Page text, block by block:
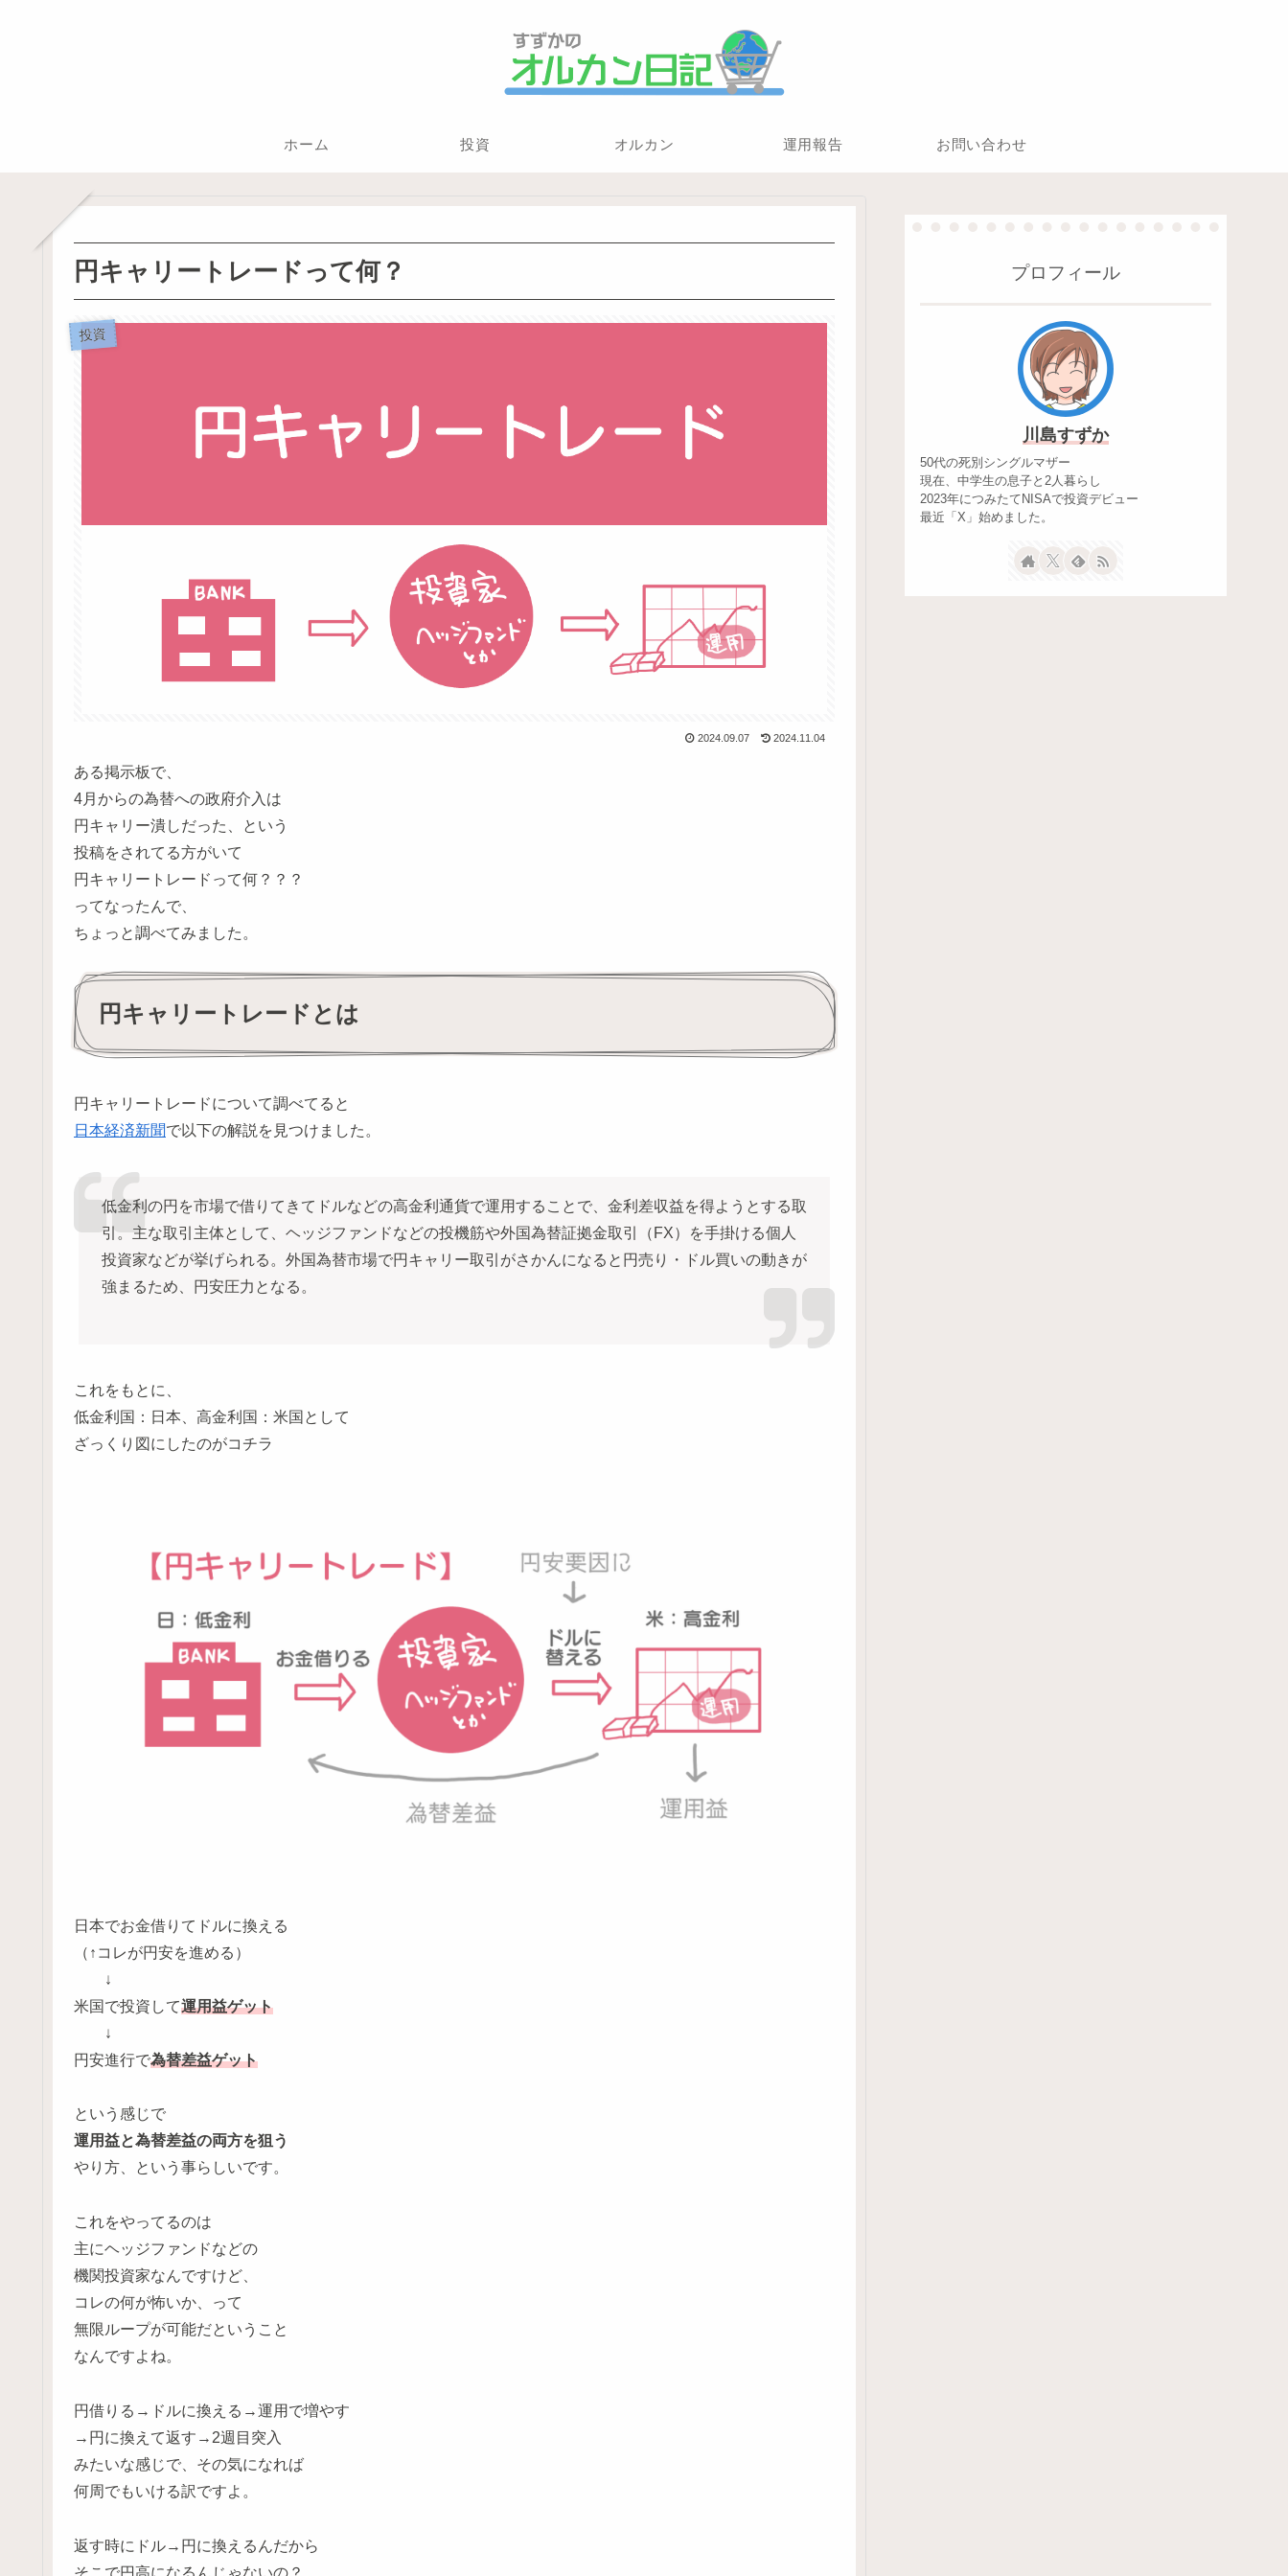
ホーム 投資 オルカン 運用報告 お問い合わせ
円キャリートレードって何？
投資
2024.09.07 2024.11.04
ある掲示板で、
4月からの為替への政府介入は
円キャリー潰しだった、という
投稿をされてる方がいて
円キャリートレードって何？？？
ってなったんで、
ちょっと調べてみました。
円キャリートレードとは
円キャリートレードについて調べてると
日本経済新聞で以下の解説を見つけました。
低金利の円を市場で借りてきてドルなどの高金利通貨で運用することで、金利差収益を得ようとする取
引。主な取引主体として、ヘッジファンドなどの投機筋や外国為替証拠金取引（FX）を手掛ける個人
投資家などが挙げられる。外国為替市場で円キャリー取引がさかんになると円売り・ドル買いの動きが
強まるため、円安圧力となる。
これをもとに、
低金利国：日本、高金利国：米国として
ざっくり図にしたのがコチラ
日本でお金借りてドルに換える
（↑コレが円安を進める）
↓
米国で投資して運用益ゲット
↓
円安進行で為替差益ゲット
という感じで
運用益と為替差益の両方を狙う
やり方、という事らしいです。
これをやってるのは
主にヘッジファンドなどの
機関投資家なんですけど、
コレの何が怖いか、って
無限ループが可能だということ
なんですよね。
円借りる→ドルに換える→運用で増やす
→円に換えて返す→2週目突入
みたいな感じで、その気になれば
何周でもいける訳ですよ。
返す時にドル→円に換えるんだから
そこで円高になるんじゃないの？
プロフィール
川島すずか
50代の死別シングルマザー
現在、中学生の息子と2人暮らし
2023年につみたてNISAで投資デビュー
最近「X」始めました。